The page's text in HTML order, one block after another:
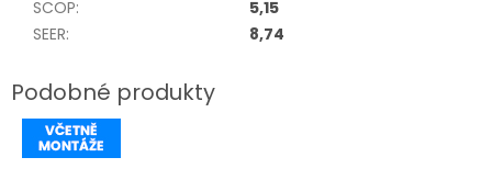
SCOP:
5,15
SEER: 8,74